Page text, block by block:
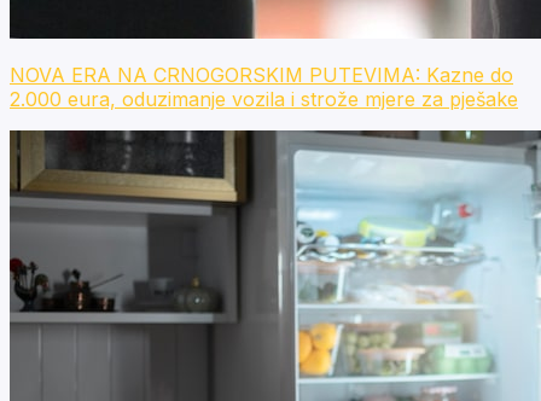
NOVA ERA NA CRNOGORSKIM PUTEVIMA: Kazne do
2.000 eura, oduzimanje vozila i strože mjere za pješake